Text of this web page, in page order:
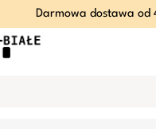
Darmowa dostawa od